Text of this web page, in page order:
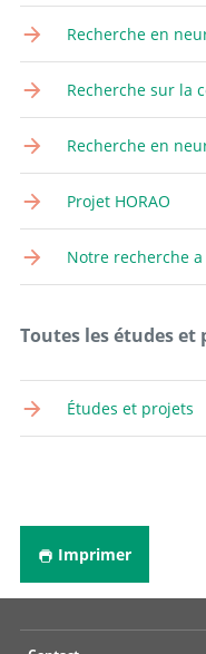
Aller au profil
Aller au profil
Aller au profil
Aller au profil
Aller au profil
Recherche en
Recherche sur la
Recherche en
Projet HORAO
Notre recherche
Toutes les études et
Études et projets
Imprimer